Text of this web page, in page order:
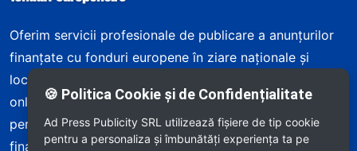
Oferim servicii profesionale de publicare a anunțurilor
finanțate cu fonduri europene în ziare naționale și
locale din România – atât în edițiile tipărite, cât și
online. Asigurăm publicare rapidă, consultanță
personalizată și respectarea cerințelor programului de
finanțare.
🍪 Politica Cookie și de Confidențialitate
Ad Press Publicity SRL utilizează fişiere de tip cookie
pentru a personaliza și îmbunătăți experiența ta pe